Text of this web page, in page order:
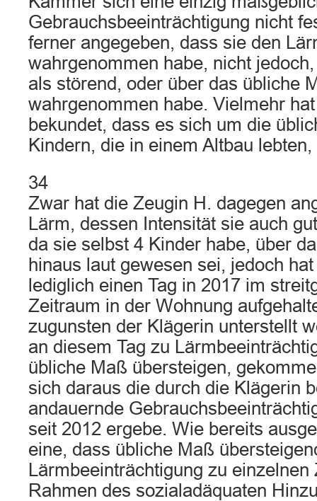
Gebrauchsbeeinträchtigung nicht
ferner angegeben, dass sie den
wahrgenommen habe, nicht
als störend, oder über das übliche
wahrgenommen habe. Vielmehr
bekundet, dass es sich um die
Kindern, die in einem Altbau
34
Zwar hat die Zeugin H. dagegen
Lärm, dessen Intensität sie auch
da sie selbst 4 Kinder habe, über
hinaus laut gewesen sei, jedoch
lediglich einen Tag in 2017 im
Zeitraum in der Wohnung
zugunsten der Klägerin unterstellt
an diesem Tag zu
übliche Maß übersteigen,
sich daraus die durch die Klägerin
andauernde
seit 2012 ergebe. Wie bereits
eine, dass übliche Maß
Lärmbeeinträchtigung zu einzelnen
Rahmen des sozialadäquaten